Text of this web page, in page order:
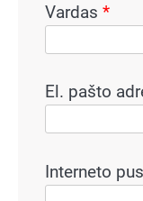
Vardas *
El. pašto
Interneto